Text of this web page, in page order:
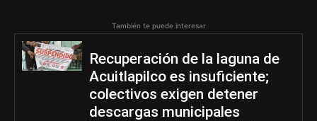
También te puede interesar
Recuperación de la laguna de
Acuitlapilco es insuficiente;
colectivos exigen detener
descargas municipales